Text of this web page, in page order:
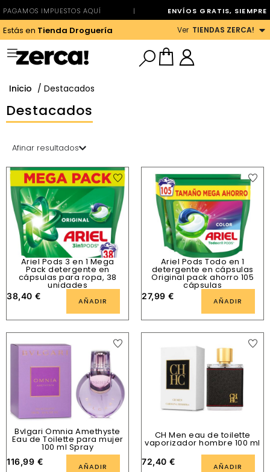
PAGAMOS IMPUESTOS AQUÍ | ENVÍOS GRATIS, SIEMPRE
Estás en Tienda Droguería Ver TIENDAS ZERCA!
Inicio / Destacados
Destacados
Afinar resultados
Ariel Pods 3 en 1 Mega
Pack detergente en
cápsulas para ropa, 38
unidades
38,40 € AÑADIR
Ariel Pods Todo en 1
detergente en cápsulas
Original pack ahorro 105
cápsulas
27,99 € AÑADIR
Bvlgari Omnia Amethyste
Eau de Toilette para mujer
100 ml Spray
116,99 € AÑADIR
CH Men eau de toilette
vaporizador hombre 100 ml
72,40 € AÑADIR